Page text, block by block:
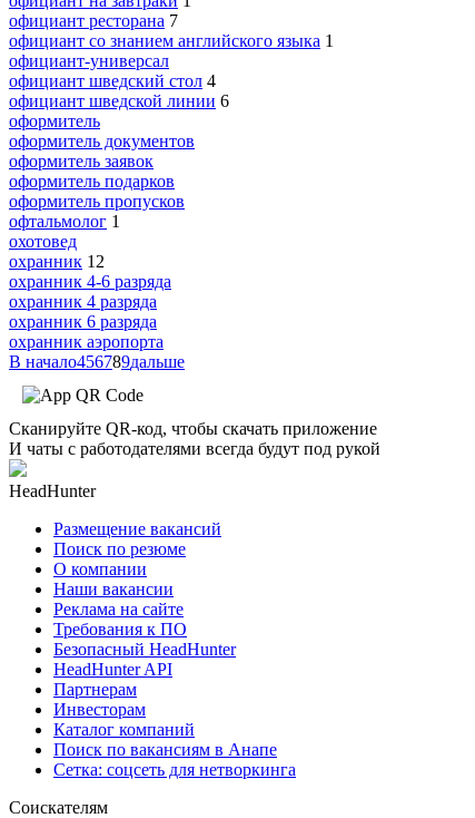
официант ресторана 7
официант со знанием английского языка 1
официант-универсал
официант шведский стол 4
официант шведской линии 6
оформитель
оформитель документов
оформитель заявок
оформитель подарков
оформитель пропусков
офтальмолог 1
охотовед
охранник 12
охранник 4-6 разряда
охранник 4 разряда
охранник 6 разряда
охранник аэропорта
В начало456789дальше
Сканируйте QR-код, чтобы скачать приложение
И чаты с работодателями всегда будут под рукой
HeadHunter
Размещение вакансий
Поиск по резюме
О компании
Наши вакансии
Реклама на сайте
Требования к ПО
Безопасный HeadHunter
HeadHunter API
Партнерам
Инвесторам
Каталог компаний
Поиск по вакансиям в Анапе
Сетка: соцсеть для нетворкинга
Соискателям